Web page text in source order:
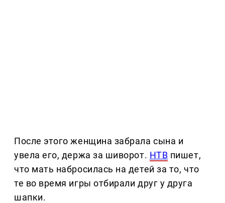
После этого женщина забрала сына и
увела его, держа за шиворот. НТВ пишет,
что мать набросилась на детей за то, что
те во время игры отбирали друг у друга
шапки.